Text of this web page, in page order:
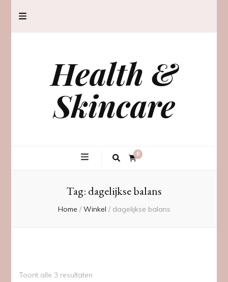
Health &
Skincare
0
Tag: dagelijkse balans
Home / Winkel / dagelijkse balans
Toont alle 3 resultaten